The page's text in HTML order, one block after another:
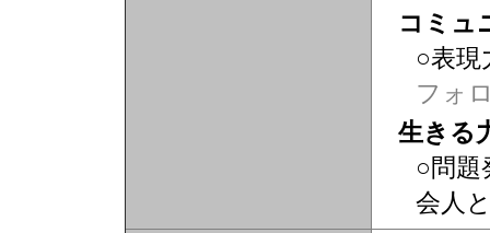
コミュ
○表現
フォ
生きる
○問題
会人